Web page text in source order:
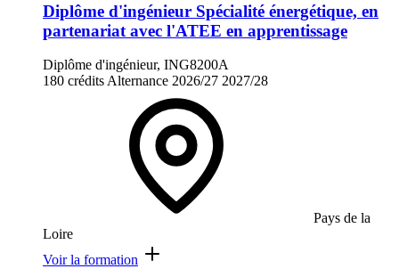
Diplôme d'ingénieur Spécialité énergétique, en
partenariat avec l'ATEE en apprentissage
Diplôme d'ingénieur, ING8200A
180 créditsAlternance 2026/27 2027/28
Pays de la
Loire
Voir la formation